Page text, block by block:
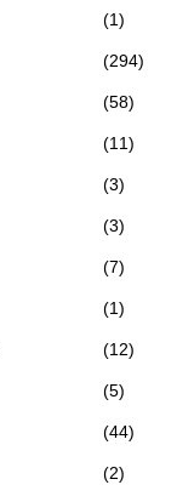
(1)
(294)
(58)
(11)
(3)
(3)
(7)
(1)
(12)
(5)
(44)
(2)